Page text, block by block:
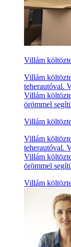
Villám
Villám
teherautóval.
Villám
örömmel
Villám
Villám
teherautóval.
Villám
örömmel
Villám